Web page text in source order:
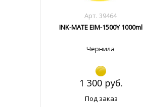
Арт. 39464
INK-MATE EIM-1500Y 1000ml
Чернила
1 300 руб.
Под заказ